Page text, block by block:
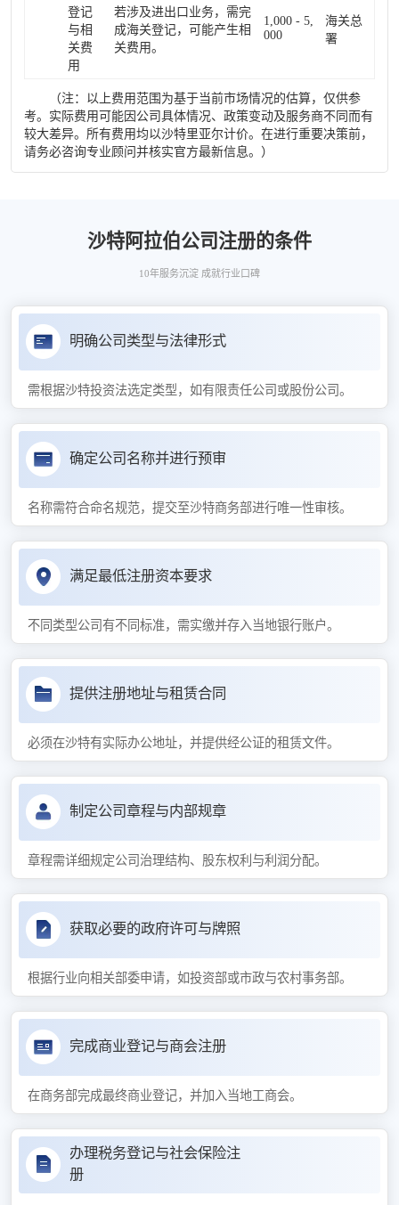
登记
与相
关费
用
若涉及进出口业务，需完
成海关登记，可能产生相
关费用。
1,000 - 5,
000
海关总
署
（注：以上费用范围为基于当前市场情况的估算，仅供参
考。实际费用可能因公司具体情况、政策变动及服务商不同而有
较大差异。所有费用均以沙特里亚尔计价。在进行重要决策前，
请务必咨询专业顾问并核实官方最新信息。）
沙特阿拉伯公司注册的条件
10年服务沉淀 成就行业口碑
明确公司类型与法律形式
需根据沙特投资法选定类型，如有限责任公司或股份公司。
确定公司名称并进行预审
名称需符合命名规范，提交至沙特商务部进行唯一性审核。
满足最低注册资本要求
不同类型公司有不同标准，需实缴并存入当地银行账户。
提供注册地址与租赁合同
必须在沙特有实际办公地址，并提供经公证的租赁文件。
制定公司章程与内部规章
章程需详细规定公司治理结构、股东权利与利润分配。
获取必要的政府许可与牌照
根据行业向相关部委申请，如投资部或市政与农村事务部。
完成商业登记与商会注册
在商务部完成最终商业登记，并加入当地工商会。
办理税务登记与社会保险注
册